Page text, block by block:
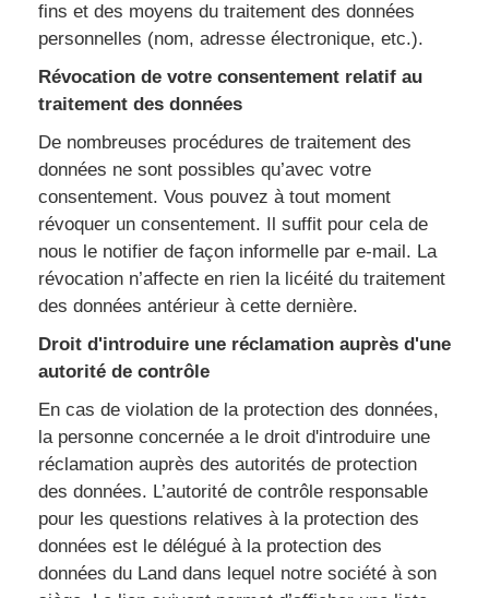
fins et des moyens du traitement des données
personnelles (nom, adresse électronique, etc.).
Révocation de votre consentement relatif au
traitement des données
De nombreuses procédures de traitement des
données ne sont possibles qu’avec votre
consentement. Vous pouvez à tout moment
révoquer un consentement. Il suffit pour cela de
nous le notifier de façon informelle par e-mail. La
révocation n’affecte en rien la licéité du traitement
des données antérieur à cette dernière.
Droit d'introduire une réclamation auprès d'une
autorité de contrôle
En cas de violation de la protection des données,
la personne concernée a le droit d'introduire une
réclamation auprès des autorités de protection
des données. L’autorité de contrôle responsable
pour les questions relatives à la protection des
données est le délégué à la protection des
données du Land dans lequel notre société à son